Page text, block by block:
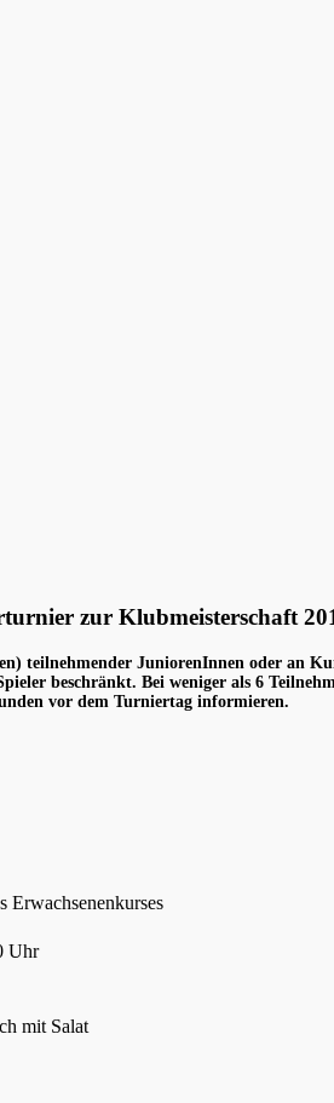
zur Klubmeisterschaft
teilnehmender JuniorenInnen oder an
beschränkt. Bei weniger als 6
vor dem Turniertag informieren.
Erwachsenenkurses
Uhr
mit Salat